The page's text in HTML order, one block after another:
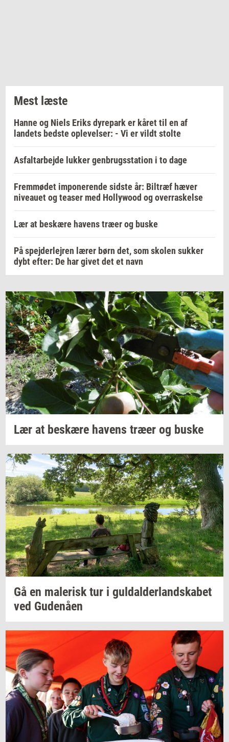
Mest læste
Hanne og Niels Eriks dyrepark er kåret til en af
landets bedste oplevelser: - Vi er vildt stolte
Asfaltarbejde lukker genbrugsstation i to dage
Fremmødet imponerende sidste år: Biltræf hæver
niveauet og teaser med Hollywood og overraskelse
Lær at beskære havens træer og buske
På spejderlejren lærer børn det, som skolen sukker
dybt efter: De har givet det et navn
Lær at be­skæ­re ha­vens træer og buske
Gå en ma­le­risktur i gul­dal­der­land­ska­bet
ved Gu­denå­en